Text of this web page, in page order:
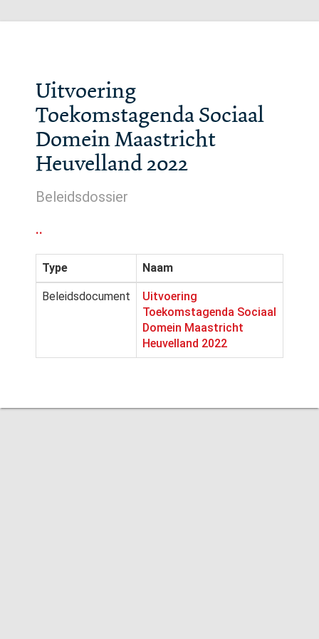
Uitvoering
Toekomstagenda Sociaal
Domein Maastricht
Heuvelland 2022
Beleidsdossier
..
Type Naam
Beleidsdocument
Uitvoering
Toekomstagenda Sociaal
Domein Maastricht
Heuvelland 2022